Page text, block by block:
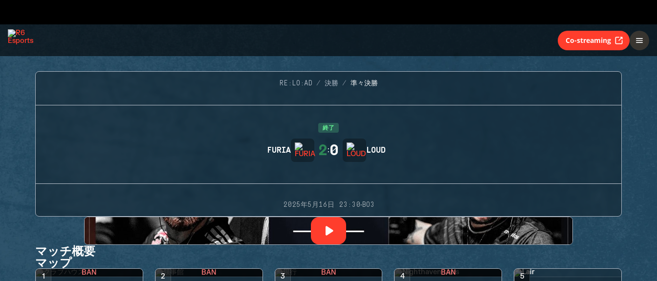
Co-streaming
RE:LO:AD 決勝 準々決勝
終了
FURIA 2:0 LOUD
2025年5月16日 23:30·BO3
マッチ概要
マップ
1 BAN 2 BAN 3 BAN 4 BAN 5